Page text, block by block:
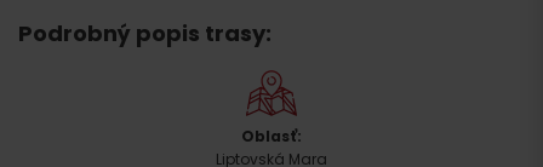
Podrobný popis trasy:
Oblasť:
Liptovská Mara